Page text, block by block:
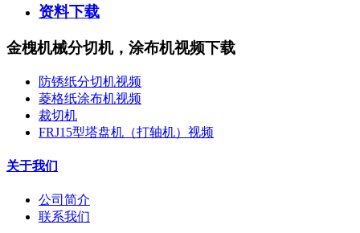
资料下载
金槐机械分切机，涂布机视频下载
防锈纸分切机视频
菱格纸涂布机视频
裁切机
FRJ15型塔盘机（打轴机）视频
关于我们
公司简介
联系我们